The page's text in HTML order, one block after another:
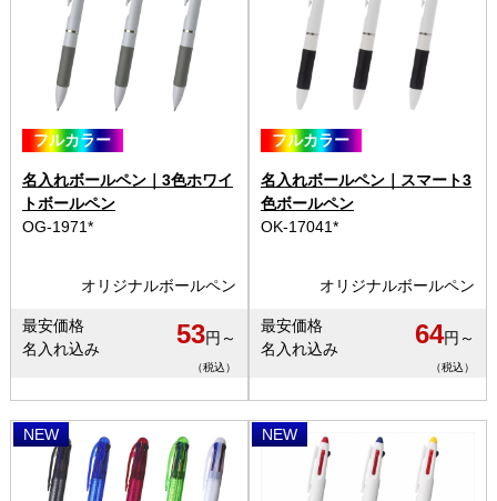
フルカラー
名入れボールペン｜3色ホワイ
トボールペン
OG-1971*
オリジナルボールペン
最安価格
名入れ込み
53円～
（税込）
フルカラー
名入れボールペン｜スマート3
色ボールペン
OK-17041*
オリジナルボールペン
最安価格
名入れ込み
64円～
（税込）
NEW NEW